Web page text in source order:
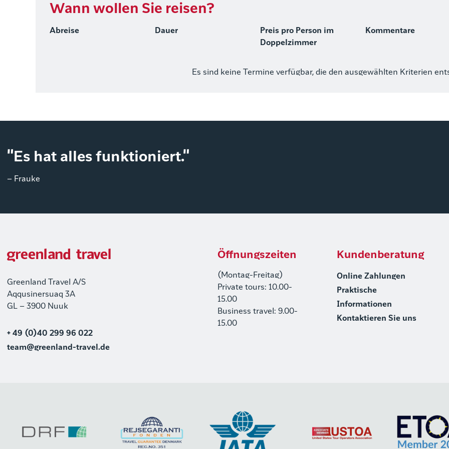
Wann wollen Sie reisen?
Abreise Dauer
Preis pro Person im
Doppelzimmer
Kommentare
Es sind keine Termine verfügbar, die den ausgewählten Kriterien
"Es hat alles funktioniert."
– Frauke
Greenland Travel A/S
Aqqusinersuaq 3A
GL – 3900 Nuuk
+ 49 (0)40 299 96 022
team@greenland-travel.de
Öffnungszeiten
(Montag-Freitag)
Private tours: 10.00-
15.00
Business travel: 9.00-
15.00
Kundenberatung
Online Zahlungen
Praktische
Informationen
Kontaktieren Sie uns